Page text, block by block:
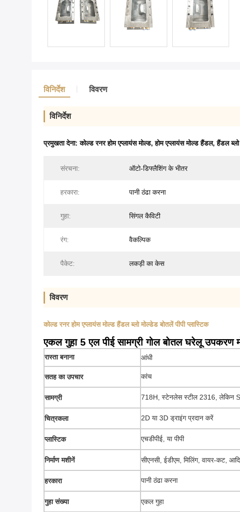
विनिर्देश विवरण
विनिर्देश
प्रमुखता देना:कोल्ड रनर होम एप्लायंस मोल्ड,होम एप्लायंस मोल्ड हैंडल,हैंडल
संरचना: ऑटो-डिफ्लैशिंग के भीतर
हरकारा: पानी ठंढा करना
गुहा: सिंगल कैविटी
रंग: वैकल्पिक
पैकेट: लकड़ी का केस
विवरण
कोल्ड रनर होम एप्लायंस मोल्ड हैंडल ब्लो मोल्डेड बोतलें पीपी प्लास्टिक
एकल गुहा 5 एल पीई सामग्री गोल बोतल घरेलू उपकरण
रास्ता बनाना आंधी
सतह का उपचार कांच
सामग्री 718H, स्टेनलेस स्टील 2316, लेकिन
चित्रकला 2D या 3D ड्राइंग प्रदान करें
प्लास्टिक एचडीपीई, या पीपी
निर्माण मशीनें सीएनसी, ईडीएम, मिलिंग, वायर-कट, आदि
हरकारा पानी ठंढा करना
गुहा संख्या एकल गुहा